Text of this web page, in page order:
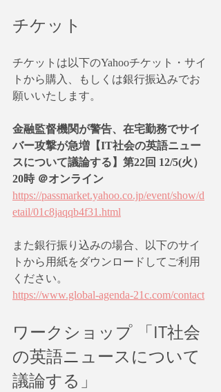
チケット
チケットは以下のYahooチケット・サイ
トから購入、もしくは銀行振込みでお
願いいたします。
金融監督機関が警告、在宅勤務でサイ
バー攻撃が急増【IT社会の英語ニュー
スについて議論する】第22回 12/5(火）
20時 ＠オンライン
https://passmarket.yahoo.co.jp/event/show/d
etail/01c8jaqqb4f31.html
また銀行振り込みの場合、以下のサイ
トから用紙をダウンロードしてご利用
ください。
https://www.global-agenda-21c.com/contact
ワークショップ 「IT社会
の英語ニュースについて
議論する」